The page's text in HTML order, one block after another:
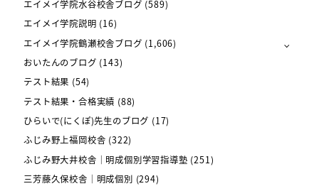
エイメイ学院水谷校舎ブログ (589)
エイメイ学院説明 (16)
エイメイ学院鶴瀬校舎ブログ (1,606)
おいたんのブログ (143)
テスト結果 (54)
テスト結果・合格実績 (88)
ひらいで(にくぽ)先生のブログ (17)
ふじみ野上福岡校舎 (322)
ふじみ野大井校舎｜明成個別学習指導塾 (251)
三芳藤久保校舎｜明成個別 (294)